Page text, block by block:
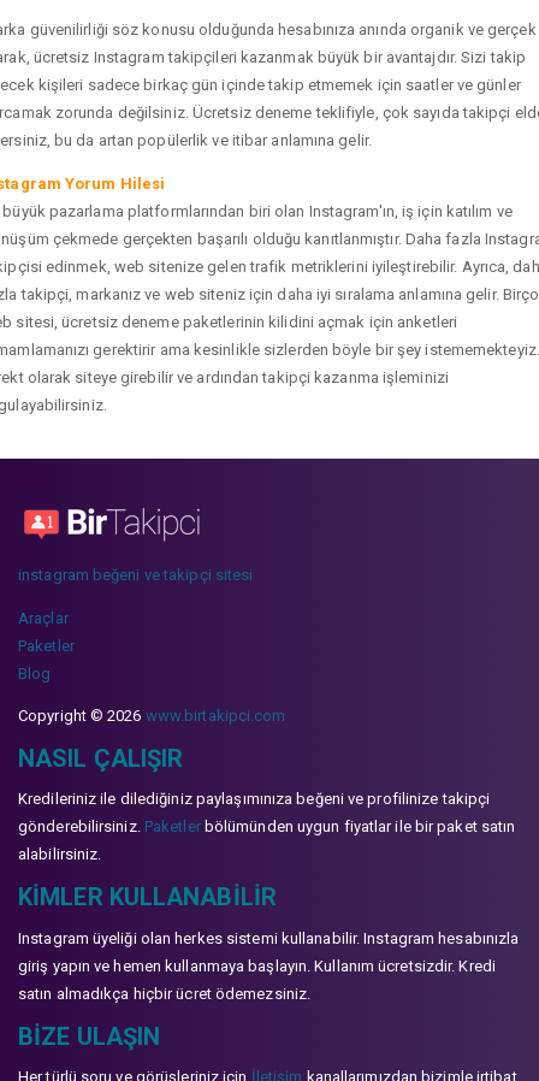
güvenilirliği söz konusu olduğunda hesabınıza anında organik ve gerçek
ücretsiz Instagram takipçileri kazanmak büyük bir avantajdır. Sizi takip
kişileri sadece birkaç gün içinde takip etmemek için saatler ve günler
zorunda değilsiniz. Ücretsiz deneme teklifiyle, çok sayıda takipçi
bu da artan popülerlik ve itibar anlamına gelir.
Yorum Hilesi
büyük pazarlama platformlarından biri olan Instagram'ın, iş için katılım ve
çekmede gerçekten başarılı olduğu kanıtlanmıştır. Daha fazla
edinmek, web sitenize gelen trafik metriklerini iyileştirebilir. Ayrıca,
takipçi, markanız ve web siteniz için daha iyi sıralama anlamına gelir.
sitesi, ücretsiz deneme paketlerinin kilidini açmak için anketleri
gerektirir ama kesinlikle sizlerden böyle bir şey istememekteyiz.
olarak siteye girebilir ve ardından takipçi kazanma işleminizi
instagram beğeni ve takipçi sitesi
Araçlar
Paketler
Blog
Copyright © 2026 www.birtakipci.com
NASIL ÇALIŞIR
Kredileriniz ile dilediğiniz paylaşımınıza beğeni ve profilinize takipçi
gönderebilirsiniz. Paketlerbölümünden uygun fiyatlar ile bir paket satın
alabilirsiniz.
KIMLER KULLANABILIR
Instagram üyeliği olan herkes sistemi kullanabilir. Instagram hesabınızla
giriş yapın ve hemen kullanmaya başlayın. Kullanım ücretsizdir. Kredi
satın almadıkça hiçbir ücret ödemezsiniz.
BIZE ULAŞIN
Her türlü soru ve görüşleriniz için İletişim kanallarımızdan bizimle irtibat